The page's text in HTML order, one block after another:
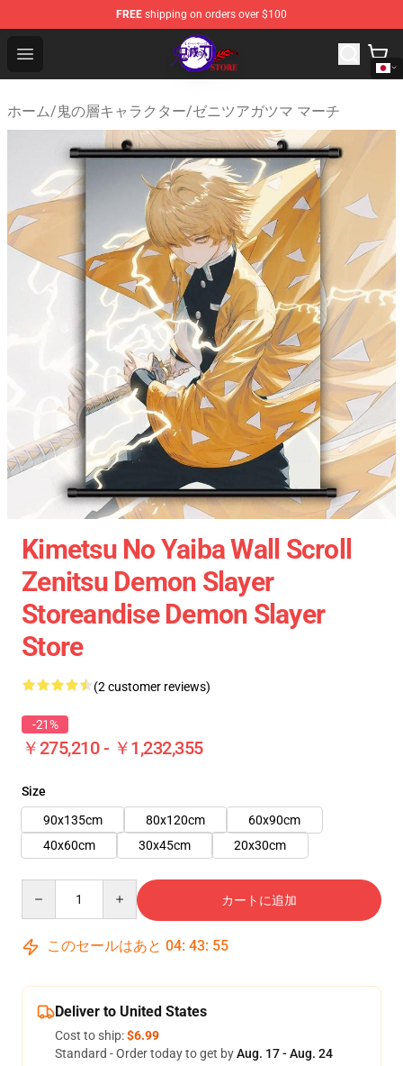
FREE shipping on orders over $100
Open menu
Kimetsu no Yaiba Store - Official Kimetsu no Yaiba
ホーム/鬼の層キャラクター/ゼニツアガツマ マーチ
Kimetsu No Yaiba Wall Scroll
Zenitsu Demon Slayer
Storeandise Demon Slayer
Store
(2 customer reviews)
-21%
￥275,210 - ￥1,232,355
Size
90x135cm
80x120cm
60x90cm
40x60cm
30x45cm 20x30cm
カートに追加
このセールはあと 04: 43: 54
Deliver to United States
Cost to ship:$6.99
Standard - Order today to get byAug. 17 - Aug. 24